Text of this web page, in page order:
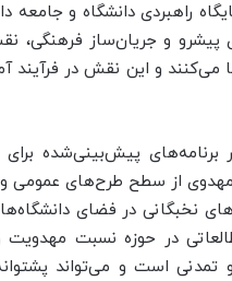
راهبردی دانشگاه و جامعه
پیشرو و جریان‌ساز فرهنگی،
می‌کنند و این نقش در
برنامه‌های پیش‌بینی‌شده
از سطح طرح‌های عمومی و
در فضای دانشگاه‌ها
در حوزه نسبت مهدویت
تمدنی است و می‌تواند